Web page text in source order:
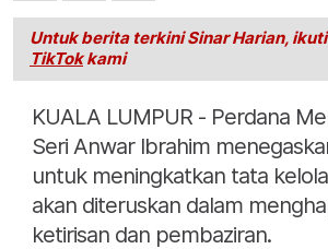
Untuk berita terkini Sinar Harian,
TikTokkami
KUALA LUMPUR - Perdana
Seri Anwar Ibrahim
untuk meningkatkan tata
akan diteruskan dalam
ketirisan dan pembaziran.